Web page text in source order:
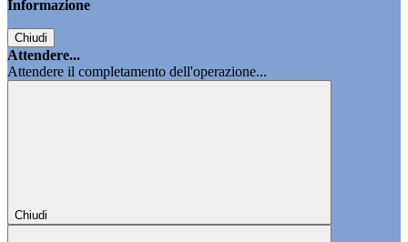
Informazione
Chiudi
Attendere...
Attendere il completamento dell'operazione...
Chiudi